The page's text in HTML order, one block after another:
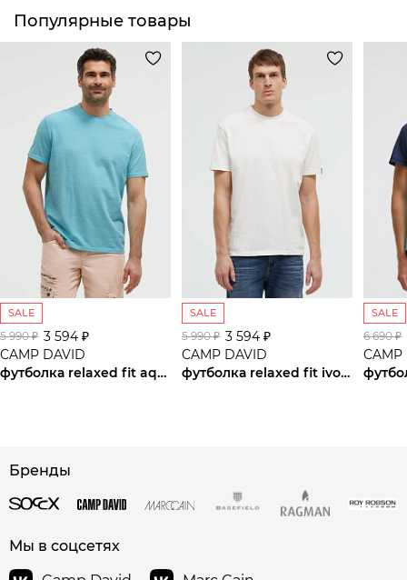
Популярные товары
SALE
5 990 ₽ 3 594 ₽
CAMP DAVID
футболка relaxed fit aqua
SALE
5 990 ₽ 3 594 ₽
CAMP DAVID
футболка relaxed fit ivory
SALE
6 690 ₽
CAMP
Бренды
Мы в соцсетях